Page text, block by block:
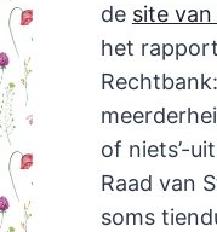
de site van
het
of niets’-
Raad van
soms